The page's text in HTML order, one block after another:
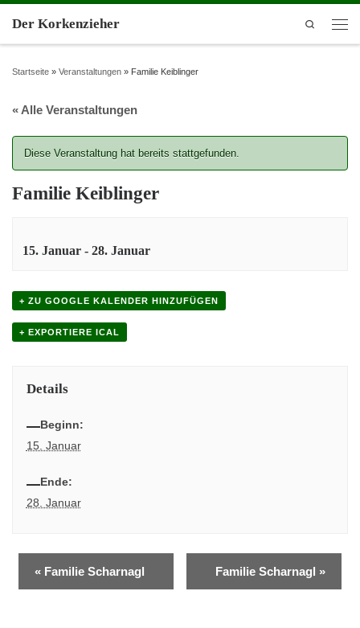
Der Korkenzieher Search
Startseite » Veranstaltungen » Familie Keiblinger
« Alle Veranstaltungen
Diese Veranstaltung hat bereits stattgefunden.
Familie Keiblinger
15. Januar - 28. Januar
+ ZU GOOGLE KALENDER HINZUFÜGEN
+ EXPORTIERE ICAL
Details
Beginn:
15. Januar
Ende:
28. Januar
« Familie Scharnagl Familie Scharnagl »